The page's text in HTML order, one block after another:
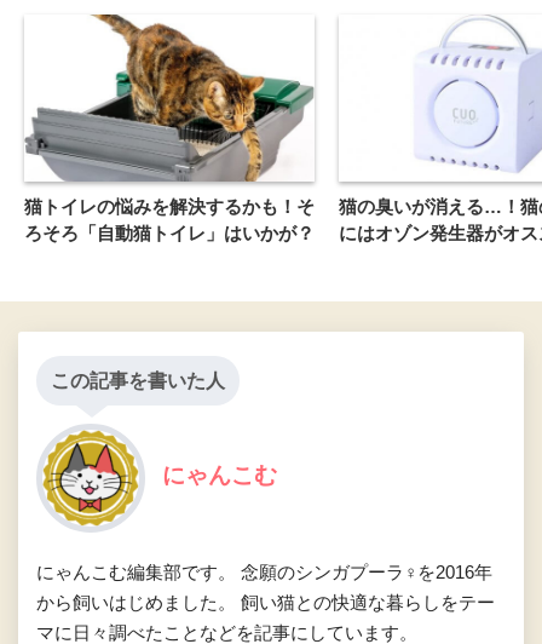
猫トイレの悩みを解決するかも！そ
ろそろ「自動猫トイレ」はいかが？
猫の臭いが消える…！猫
にはオゾン発生器がオ
この記事を書いた人
にゃんこむ
にゃんこむ編集部です。 念願のシンガプーラ♀を2016年
から飼いはじめました。 飼い猫との快適な暮らしをテー
マに日々調べたことなどを記事にしています。